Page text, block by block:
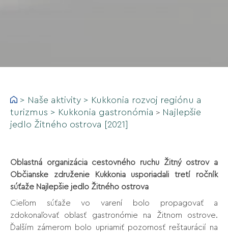
> Naše aktivity > Kukkonia rozvoj regiónu a
turizmus > Kukkonia gastronómia > Najlepšie
jedlo Žitného ostrova [2021]
Oblastná organizácia cestovného ruchu Žitný ostrov a
Občianske združenie Kukkonia usporiadali tretí ročník
súťaže Najlepšie jedlo Žitného ostrova
Cieľom súťaže vo varení bolo propagovať a
zdokonaľovať oblasť gastronómie na Žitnom ostrove.
Ďalším zámerom bolo upriamiť pozornosť reštaurácií na